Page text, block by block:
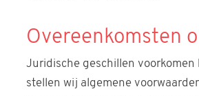
Overeenkomsten
Juridische geschillen
stellen wij algemene